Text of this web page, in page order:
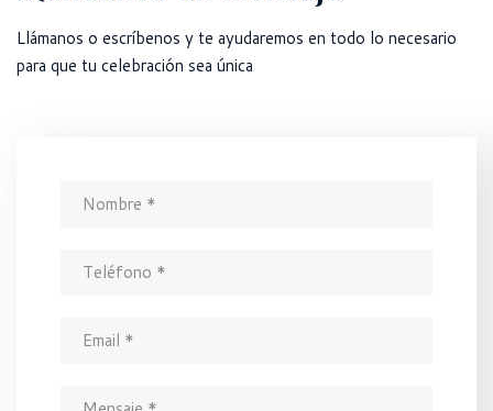
Llámanos o escríbenos y te ayudaremos en todo lo necesario
para que tu celebración sea única